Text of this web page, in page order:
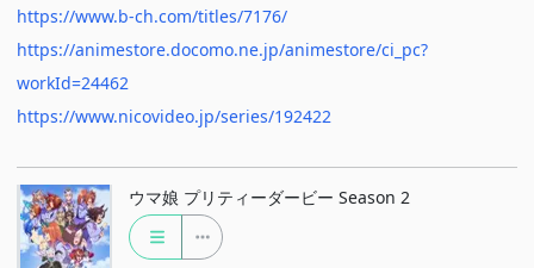
https://www.b-ch.com/titles/7176/
https://animestore.docomo.ne.jp/animestore/ci_pc?
workId=24462
https://www.nicovideo.jp/series/192422
ウマ娘 プリティーダービー Season 2